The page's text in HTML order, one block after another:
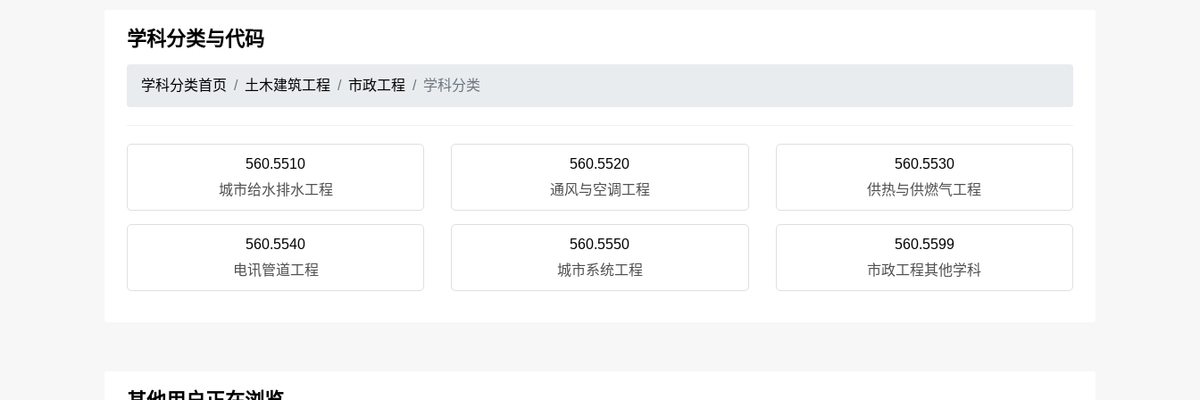
学科分类与代码
学科分类首页 土木建筑工程 市政工程 学科分类
560.5510
城市给水排水工程
560.5520
通风与空调工程
560.5530
供热与供燃气工程
560.5540
电讯管道工程
560.5550
城市系统工程
560.5599
市政工程其他学科